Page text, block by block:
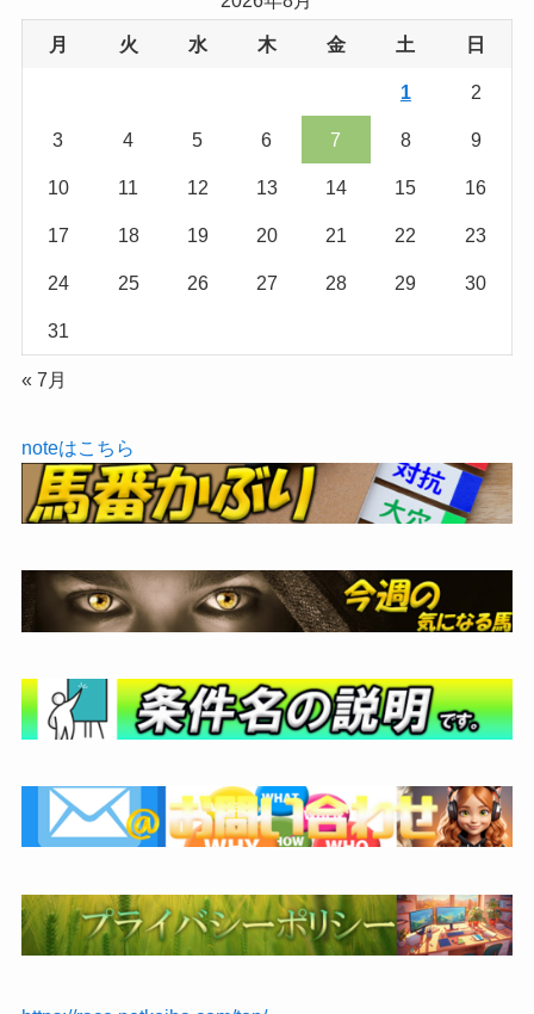
月 火 水 木 金 土 日
1 2
3 4 5 6 7 8 9
10 11 12 13 14 15 16
17 18 19 20 21 22 23
24 25 26 27 28 29 30
31
« 7月
noteはこちら